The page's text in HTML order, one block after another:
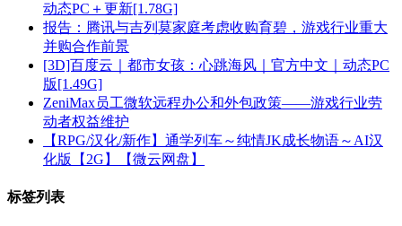
动态PC＋更新[1.78G]
报告：腾讯与吉列莫家庭考虑收购育碧，游戏行业重大
并购合作前景
[3D]百度云｜都市女孩：心跳海风｜官方中文｜动态PC
版[1.49G]
ZeniMax员工微软远程办公和外包政策——游戏行业劳
动者权益维护
【RPG/汉化/新作】通学列车～纯情JK成长物语～AI汉
化版【2G】【微云网盘】
标签列表